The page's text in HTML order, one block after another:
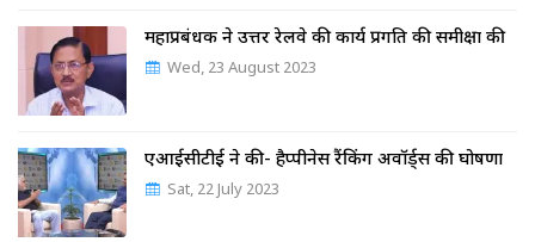
महाप्रबंधक ने उत्तर रेलवे की कार्य प्रगति की समीक्षा की
Wed, 23 August 2023
एआईसीटीई ने की- हैप्पीनेस रैंकिंग अवॉर्ड्स की घोषणा
Sat, 22 July 2023